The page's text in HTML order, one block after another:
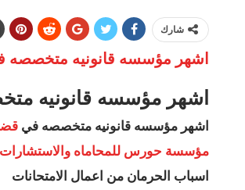
شارك
اشهر مؤسسه قانونيه متخصصه
اشهر مؤسسه قانونيه
اشهر مؤسسه قانونيه متخصصه في
مؤسسة حورس للمحاماه والاستشارات
اسباب الحرمان من اعمال الامتحانات